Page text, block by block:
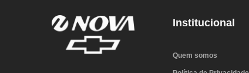
Institucional
Quem somos